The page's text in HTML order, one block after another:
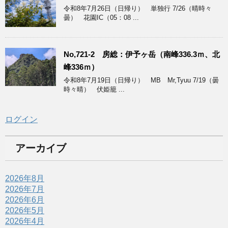
令和8年7月26日（日帰り） 単独行 7/26（晴時々
曇） 花園IC（05：08 ...
No,721-2 房総：伊予ヶ岳（南峰336.3ｍ、北
峰336ｍ）
令和8年7月19日（日帰り） MB Mr,Tyuu 7/19（曇
時々晴） 伏姫籠 ...
ログイン
アーカイブ
2026年8月
2026年7月
2026年6月
2026年5月
2026年4月